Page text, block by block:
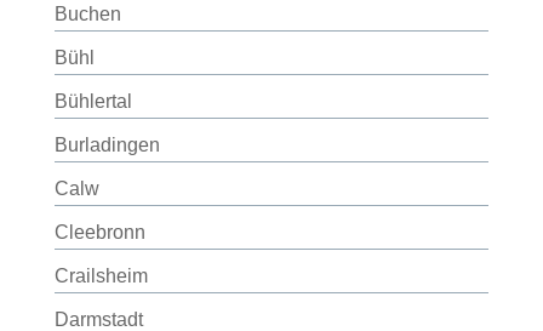
Buchen
Bühl
Bühlertal
Burladingen
Calw
Cleebronn
Crailsheim
Darmstadt